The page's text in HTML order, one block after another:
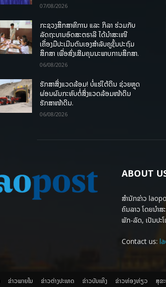
07/08/2026
ກະຊວງສຶກສາທິການ ແລະ ກິລາ ຮ່ວມກັບ
ລັດຖະບານອົດສະຕຣາລີ ໄດ້ນຳສະເໜີ
ເຄື່ອງມືປະເມີນຕົນເອງສຳລັບຄູຊັ້ນປະຖົມ
ສຶກສາ ເພື່ອສົ່ງເສີມຄຸນນະພາບການສຶກສາ.
06/08/2026
ຮັກສາສິ່ງແວດລ້ອມ! ບໍ່ແຮ່ໃຕ້ດິນ ຊ່ວຍຫຼຸດ
ຜ່ອນຜົນກະທົບຕໍ່ສິ່ງແວດລ້ອມໜ້າດິນ
ຮັກສາໜ້າດິນ.
06/08/2026
ABOUT
ສຳນັກຂ່າວ
ຄົນລາວ ໂດຍນຳສ
ພັກ-ລັດ, ເປັນປະ
Contact us:
ຂ່າວພາຍ​ໃນ ຂ່າວຕ່າງປະເທດ ​ຂ່າວບັນເທິງ ​ຂ່າວທ່ອງທ່ຽວ ສຸຂ